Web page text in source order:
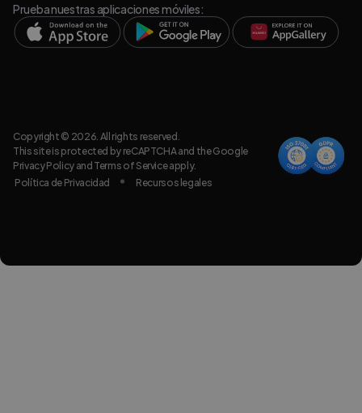
Prueba nuestras aplicaciones móviles:
Copyright © 2026. All rights reserved.
This site is protected by reCAPTCHA and the Google
Privacy Policyand Terms of Serviceapply.
Política de Privacidad
Recursos legales